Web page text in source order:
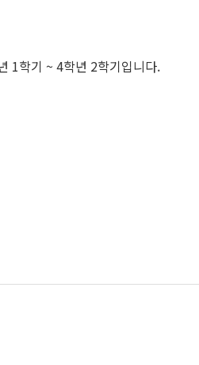
1학기 ~ 4학년 2학기입니다.